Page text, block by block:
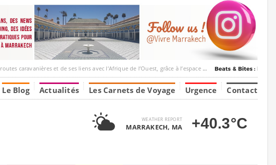
et de ses liens avec l’Afrique de l’Ouest, grâce à l’espace Marrakesh-Tumbuktu.
Le Blog Actualités Les Carnets de Voyage Urgence Contact
WEATHER REPORT
MARRAKECH, MA +40.3°C